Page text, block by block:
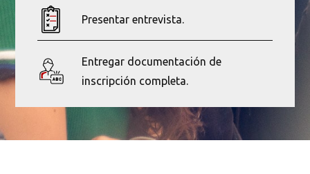
Presentar entrevista.
Entregar documentación de
inscripción completa.
Ordenar por: *
Buscar